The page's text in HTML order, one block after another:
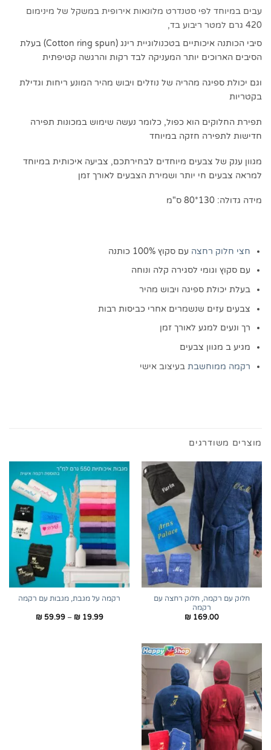
עבים במיוחד לפי סטנדרט מלונאות אירופית במשקל של מינימום
420 גרם למטר ריבוע בד,
סיבי הכותנה איכותיים בטכנולוגיית רינג (Cotton ring spun) בעלת
הסיבים הארוכים יותר המעניקה לבד רקות והרגשה קטיפתית
וגם יכולת ספיגה מהריה של נוזלים ויבוש מהיר המונע ריחות וגדילת
בקטריות
תפירת החלוקים הוא כפול, כלומר נעשה שימוש במכונות תפירה
חדישות לתפירה חזקה במיוחד
מגוון ענק של צבעים מיוחדים לבחירתכם, צביעה איכותית במיוחד
למראה צבעים חי יותר ושמירת הצבעים לאורך זמן
מידה גדולה: 130*80 ס"מ
חצי חלוק רחצה עם סקוץ 100% כותנה
עם סקוץ וגומי לסגירה קלה ונוחה
בעלת יכולת ספיגה ויבוש מהיר
צבעים עזים שנשמרים אחרי כביסות רבות
רך ונעים למגע לאורך זמן
מגיע ב מגוון צבעים
רקמה ממוחשבתבעיצוב אישי
מוצרים משודרגים
חלוק עם רקמה, חלוק רחצה עם
רקמה
₪ 169.00
רקמה על מגבת, מגבות עם רקמה
₪19.99
–
₪59.99